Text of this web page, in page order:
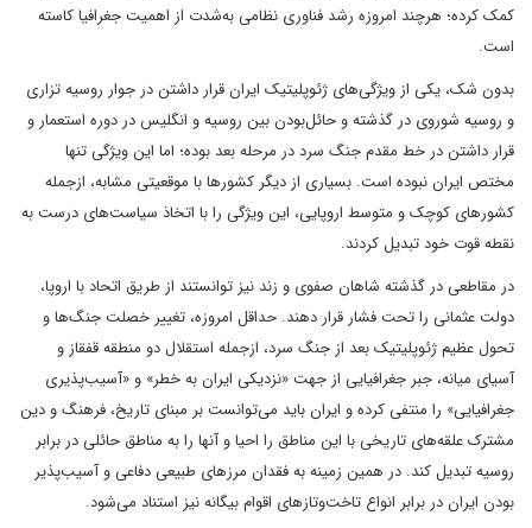
کمک کرده؛ هرچند امروزه رشد فناوری نظامی به‌شدت از اهمیت جغرافیا کاسته
است.
بدون شک، یکی از ویژگی‌های ژئوپلیتیک ایران قرار‌ داشتن در جوار روسیه تزاری
و روسیه شوروی در گذشته و حائل‌بودن بین روسیه و انگلیس در دوره استعمار و
قرار‌ داشتن در خط مقدم جنگ سرد در مرحله بعد بوده‌؛ اما این ویژگی تنها
مختص ایران نبوده است. بسیاری از دیگر کشورها با موقعیتی مشابه، از‌‌جمله
کشورهای کوچک و متوسط اروپایی، این ویژگی را با اتخاذ سیاست‌های درست به
نقطه قوت خود تبدیل کردند.
در مقاطعی در گذشته شاهان صفوی و زند نیز توانستند از طریق اتحاد با اروپا،
دولت عثمانی را تحت فشار قرار دهند. حداقل امروزه، تغییر خصلت جنگ‌ها و
تحول عظیم ژئوپلیتیک بعد از جنگ سرد، از‌جمله استقلال دو منطقه قفقاز و
آسیای میانه، جبر جغرافیایی از جهت «نزدیکی ایران به خطر» و «آسیب‌پذیری
جغرافیایی» را منتفی کرده و ایران باید می‌توانست بر مبنای تاریخ، فرهنگ و دین
مشترک علقه‌های تاریخی با این مناطق را احیا و آنها را به مناطق حائلی در برابر
روسیه تبدیل کند. در همین زمینه به فقدان مرزهای طبیعی دفاعی و آسیب‌پذیر‌
بودن ایران در برابر انواع تاخت‌‌و‌تازهای اقوام بیگانه نیز استناد می‌شود.